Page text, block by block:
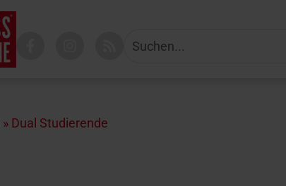
» Dual Studierende